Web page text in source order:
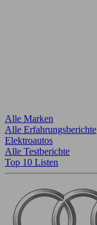
Alle Marken
Alle Erfahrungsberichte
Elektroautos
Alle Testberichte
Top 10 Listen